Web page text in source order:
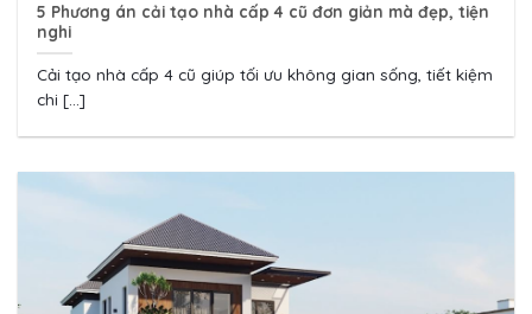
5 Phương án cải tạo nhà cấp 4 cũ đơn giản mà đẹp, tiện
nghi
Cải tạo nhà cấp 4 cũ giúp tối ưu không gian sống, tiết kiệm
chi [...]